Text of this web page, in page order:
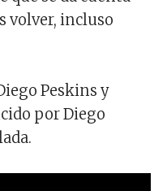
volver, incluso
Peskins y
por Diego